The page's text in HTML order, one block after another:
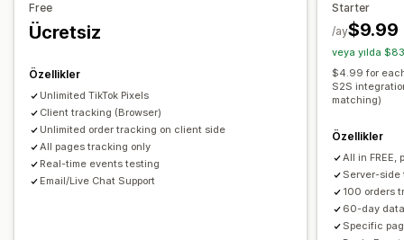
Tıklama oranı
Edinme başına maliyet
Kontrol panelleri
UTM öz nitelikleri
Ürün senkronizasyonu
Zamanlanmış senkronizasyon
Envanter desteği
Akış optimizasyonu Performans izleme
Free
Ücretsiz
Özellikler
Unlimited TikTok Pixels
Client tracking (Browser)
Unlimited order tracking on client side
All pages tracking only
Real-time events testing
Email/Live Chat Support
Starter
$9.99
/ay
veya yılda
$4.99 for
S2S
matching)
Özellikler
All in FREE,
Server-side
100 orders
60-day
Specific